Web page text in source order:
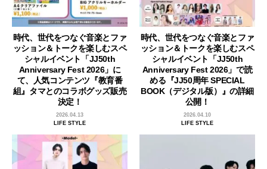
時代、世代をつなぐ音楽とファ
ッション＆トークを楽しむスペ
シャルイベント「JJ50th
Anniversary Fest 2026」に
て、人気コンテンツ『教育番
組』タマとのコラボグッズ販売
決定！
2026.04.13
LIFE STYLE
時代、世代をつなぐ音楽とファ
ッション＆トークを楽しむスペ
シャルイベント「JJ50th
Anniversary Fest 2026」で読
める『JJ50周年 SPECIAL
BOOK（デジタル版）』の詳細
公開！
2026.04.10
LIFE STYLE